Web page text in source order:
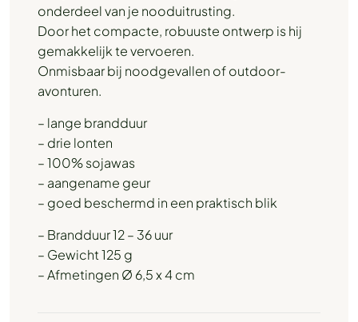
onderdeel van je nooduitrusting.
Door het compacte, robuuste ontwerp is hij
gemakkelijk te vervoeren.
Onmisbaar bij noodgevallen of outdoor-
avonturen.
– lange brandduur
– drie lonten
– 100% sojawas
– aangename geur
– goed beschermd in een praktisch blik
– Brandduur 12 – 36 uur
– Gewicht 125 g
– Afmetingen Ø 6,5 x 4 cm